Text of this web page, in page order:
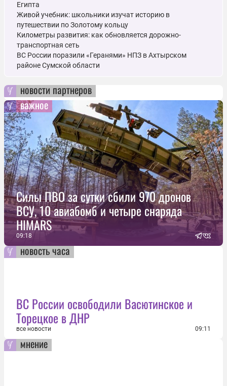
Египта
Живой учебник: школьники изучат историю в
путешествии по Золотому кольцу
Километры развития: как обновляется дорожно-
транспортная сеть
ВС России поразили «Геранями» НПЗ в Ахтырском
районе Сумской области
новости партнеров
важное
Силы ПВО за сутки сбили 970 дронов
ВСУ, 10 авиабомб и четыре снаряда
HIMARS
09:18
новость часа
ВС России освободили Васютинское и
Торецкое в ДНР
все новости 09:11
мнение